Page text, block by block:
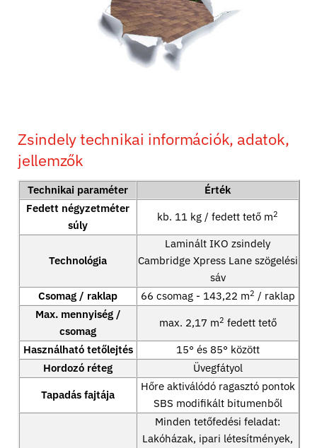
Zsindely technikai információk, adatok,
jellemzők
Technikai paraméter
Érték
Fedett négyzetméter
súly
kb. 11 kg / fedett tető m2
Technológia
Laminált IKO zsindely
Cambridge Xpress Lane szögelési
sáv
Csomag / raklap
66 csomag - 143,22 m2 / raklap
Max. mennyiség /
csomag
max. 2,17 m2 fedett tető
Használható tetőlejtés
15° és 85° között
Hordozó réteg
Üvegfátyol
Tapadás fajtája
Hőre aktiválódó ragasztó pontok
SBS modifikált bitumenből
Minden tetőfedési feladat:
Lakóházak, ipari létesítmények,